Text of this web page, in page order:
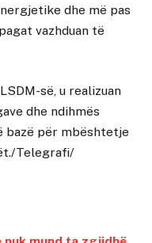
dhe më pas
vazhduan të
së, u realizuan
dhe ndihmës
bazë për mbështetje
Telegrafi/